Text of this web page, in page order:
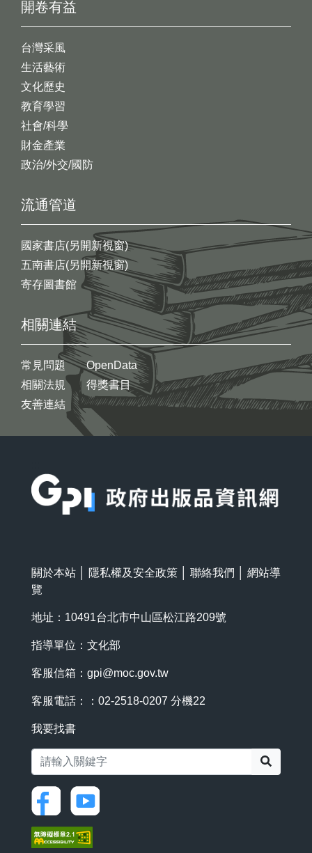
開卷有益
台灣采風
生活藝術
文化歷史
教育學習
社會/科學
財金產業
政治/外交/國防
流通管道
國家書店(另開新視窗)
五南書店(另開新視窗)
寄存圖書館
相關連結
常見問題
相關法規
友善連結
OpenData
得獎書目
關於本站 隱私權及安全政策 聯絡我們
網站導
覽
地址：10491台北市中山區松江路209號
指導單位：文化部
客服信箱： gpi@moc.gov.tw
客服電話：：02-2518-0207 分機22
我要找書